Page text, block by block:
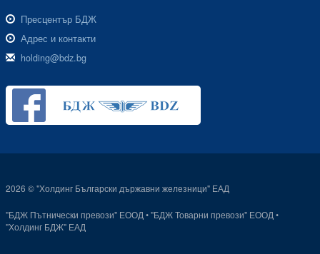
Пресцентър БДЖ
Адрес и контакти
holding@bdz.bg
2026 © "Холдинг Български държавни железници" ЕАД
"БДЖ Пътнически превози" ЕООД •"БДЖ Товарни превози" ЕООД •
"Холдинг БДЖ" ЕАД